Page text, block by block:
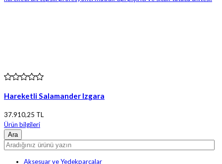
Hareketli Salamander Izgara
37.910,25 TL
Ürün bilgileri
Aksesuar ve Yedekparçalar